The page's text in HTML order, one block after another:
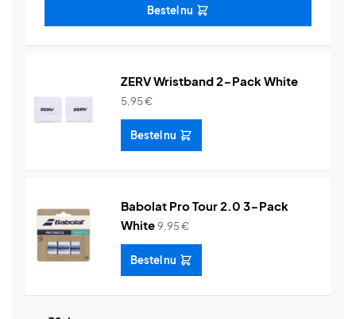
Bestel nu
ZERV Wristband 2-Pack White
5,95€
Bestel nu
Babolat Pro Tour 2.0 3-Pack
White9,95€
Bestel nu